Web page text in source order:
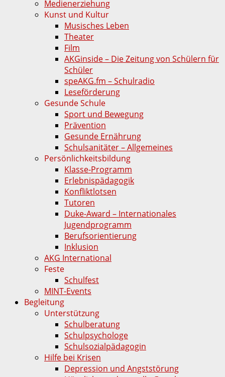
Medienerziehung
Kunst und Kultur
Musisches Leben
Theater
Film
AKGinside – Die Zeitung von Schülern für
Schüler
speAKG.fm – Schulradio
Leseförderung
Gesunde Schule
Sport und Bewegung
Prävention
Gesunde Ernährung
Schulsanitäter – Allgemeines
Persönlichkeitsbildung
Klasse-Programm
Erlebnispädagogik
Konfliktlotsen
Tutoren
Duke-Award – Internationales
Jugendprogramm
Berufsorientierung
Inklusion
AKG International
Feste
Schulfest
MINT-Events
Begleitung
Unterstützung
Schulberatung
Schulpsychologe
Schulsozialpädagogin
Hilfe bei Krisen
Depression und Angststörung